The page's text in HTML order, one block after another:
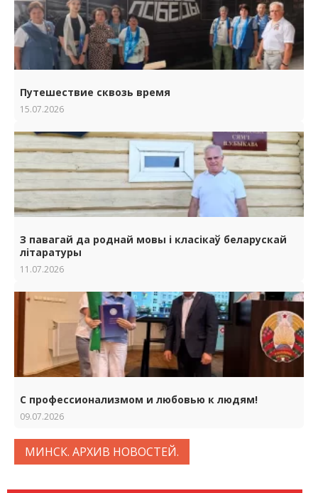
Путешествие сквозь время
15.07.2026
З павагай да роднай мовы i класiкаў беларускай
лiтаратуры
11.07.2026
С профессионализмом и любовью к людям!
09.07.2026
МИНСК. АРХИВ НОВОСТЕЙ.